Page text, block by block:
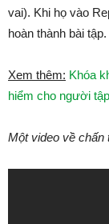
vai). Khi họ vào
hoàn thành bài tập.
Xem thêm: Khóa
hiểm cho người
Một video về chấn